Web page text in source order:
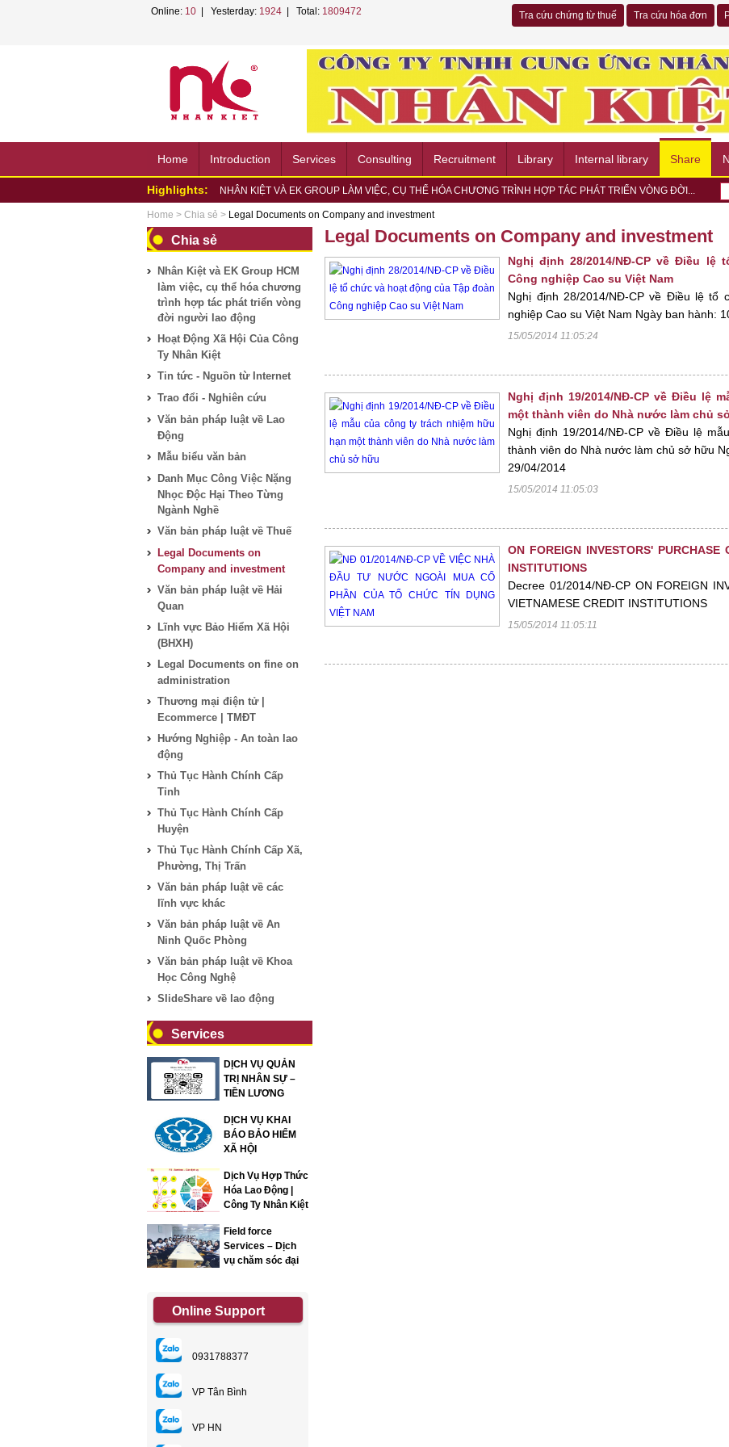
Online: 10 | Yesterday: 1924 | Total: 1809472 Tra cứu chứng từ thuế Tra cứu hóa đơn
Home Introduction Services Consulting Recruitment Library Internal library Share
Highlights:
NHÂN KIỆT VÀ EK GROUP LÀM VIỆC, CỤ THỂ HÓA CHƯƠNG TRÌNH HỢP TÁC PHÁT TRIỂN VÒNG ĐỜI...
NHÂN KIỆT PHỐI HỢP TỔ CHỨC HỘI THẢO “HR & DATA COMPLIANCE 2026” VỀ BẢO VỆ DỮ LIỆU...
NHÂN KIỆT ĐỒNG HÀNH CÙNG NGÀY HỘI VIỆC LÀM METRO TALENT EXCHANGE 2026 – KẾT NỐI CƠ
HỘI...
NHÂN KIỆT ĐỒNG HÀNH HƯỞNG ỨNG NGÀY CHẠY OLYMPIC VÌ SỨC KHỎE TOÀN DÂN 2026 TẠI
PHƯỜNG...
NHÂN KIỆT ĐỒNG HÀNH HỘI TRẠI TÒNG QUÂN 2026 TẠI PHƯỜNG CHÁNH HIỆP
NHÂN KIỆT CHUNG TAY HỖ TRỢ NGƯỜI DÂN DỊP LỄ HỘI MIẾU BÀ THIÊN HẬU 2026 - BÌNH DƯƠNG
Nhân Kiệt tham gia tập huấn Phòng cháy, chữa cháy và Cứu nạn, cứu hộ năm 2026
Nhân Kiệt và VNPT TP.HCM bắt tay hợp tác về chuyển đổi số và bảo hiểm xã hội
NHÂN KIỆT THAM DỰ HỘI NGHỊ TẬP HUẤN CHUYỂN ĐỔI SỐ VÀ PHÁP LUẬT VỀ AN TOÀN, VỆ SINH
LAO...
Home > Chia sẻ > Legal Documents on Company and investment
Chia sẻ
Nhân Kiệt và EK Group HCM
làm việc, cụ thể hóa chương
trình hợp tác phát triển vòng
đời người lao động
Hoạt Động Xã Hội Của Công
Ty Nhân Kiệt
Tin tức - Nguồn từ Internet
Trao đổi - Nghiên cứu
Văn bản pháp luật về Lao
Động
Mẫu biểu văn bản
Danh Mục Công Việc Nặng
Nhọc Độc Hại Theo Từng
Ngành Nghề
Văn bản pháp luật về Thuế
Legal Documents on
Company and investment
Văn bản pháp luật về Hải
Quan
Lĩnh vực Bảo Hiểm Xã Hội
(BHXH)
Legal Documents on fine on
administration
Thương mại điện tử |
Ecommerce | TMĐT
Hướng Nghiệp - An toàn lao
động
Thủ Tục Hành Chính Cấp
Tỉnh
Thủ Tục Hành Chính Cấp
Huyện
Thủ Tục Hành Chính Cấp Xã,
Phường, Thị Trấn
Văn bản pháp luật về các
lĩnh vực khác
Văn bản pháp luật về An
Ninh Quốc Phòng
Văn bản pháp luật về Khoa
Học Công Nghệ
SlideShare về lao động
Services
DỊCH VỤ QUẢN
TRỊ NHÂN SỰ –
TIỀN LƯƠNG
DỊCH VỤ KHAI
BÁO BẢO HIỂM
XÃ HỘI
Dịch Vụ Hợp Thức
Hóa Lao Động |
Công Ty Nhân Kiệt
Field force
Services – Dịch
vụ chăm sóc đại
Online Support
0931788377
VP Tân Bình
VP HN
Legal Documents on Company and investment
Nghị định 28/2014/NĐ-CP về Điều
Công nghiệp Cao su Việt Nam
Nghị định 28/2014/NĐ-CP về Điều lệ tổ
nghiệp Cao su Việt Nam Ngày ban hành:
15/05/2014 11:05:24
Nghị định 19/2014/NĐ-CP về Điều lệ
một thành viên do Nhà nước làm chủ
Nghị định 19/2014/NĐ-CP về Điều lệ
thành viên do Nhà nước làm chủ sở hữu
29/04/2014
15/05/2014 11:05:03
ON FOREIGN INVESTORS'
INSTITUTIONS
Decree 01/2014/NĐ-CP ON FOREIGN
VIETNAMESE CREDIT INSTITUTIONS
15/05/2014 11:05:11